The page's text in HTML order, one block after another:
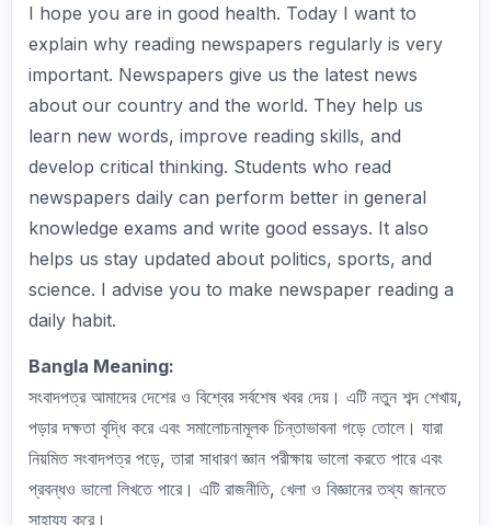
I hope you are in good health. Today I want to
explain why reading newspapers regularly is very
important. Newspapers give us the latest news
about our country and the world. They help us
learn new words, improve reading skills, and
develop critical thinking. Students who read
newspapers daily can perform better in general
knowledge exams and write good essays. It also
helps us stay updated about politics, sports, and
science. I advise you to make newspaper reading a
daily habit.
Bangla Meaning:
সংবাদপত্র আমাদের দেশের ও বিশ্বের সর্বশেষ খবর দেয়। এটি নতুন শব্দ শেখায়,
পড়ার দক্ষতা বৃদ্ধি করে এবং সমালোচনামূলক চিন্তাভাবনা গড়ে তোলে। যারা
নিয়মিত সংবাদপত্র পড়ে, তারা সাধারণ জ্ঞান পরীক্ষায় ভালো করতে পারে এবং
প্রবন্ধও ভালো লিখতে পারে। এটি রাজনীতি, খেলা ও বিজ্ঞানের তথ্য জানতে
সাহায্য করে।